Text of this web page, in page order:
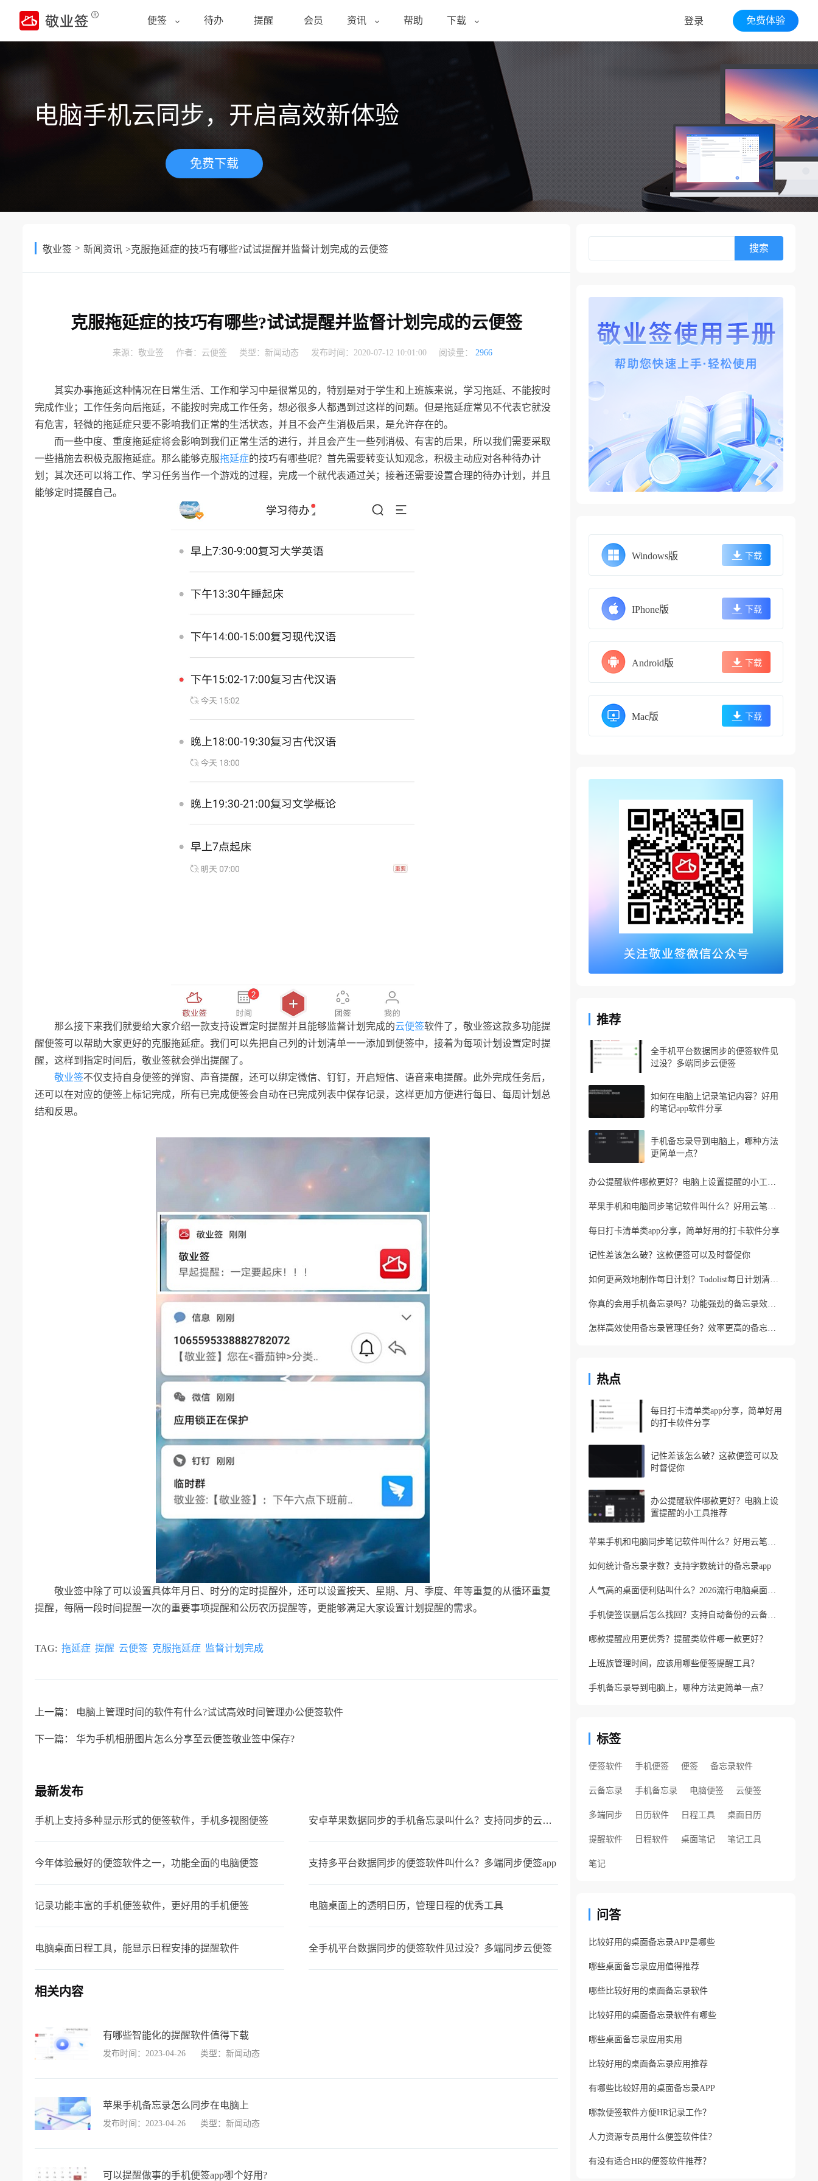
便签 待办 提醒 会员 资讯 帮助 下载 免费体验
登录
电脑手机云同步，开启高效新体验
免费下载
敬业签 > 新闻资讯 >克服拖延症的技巧有哪些?试试提醒并监督计划完成的云便签
克服拖延症的技巧有哪些?试试提醒并监督计划完成的云便签
来源： 敬业签 作者： 云便签 类型： 新闻动态 发布时间：2020-07-12 10:01:00 阅读量： 2966
其实办事拖延这种情况在日常生活、工作和学习中是很常见的，特别是对于学生和上班族来说，学习拖延、不能按时
完成作业；工作任务向后拖延，不能按时完成工作任务，想必很多人都遇到过这样的问题。但是拖延症常见不代表它就没
有危害，轻微的拖延症只要不影响我们正常的生活状态，并且不会产生消极后果，是允许存在的。
而一些中度、重度拖延症将会影响到我们正常生活的进行，并且会产生一些列消极、有害的后果，所以我们需要采取
一些措施去积极克服拖延症。那么能够克服拖延症的技巧有哪些呢？首先需要转变认知观念，积极主动应对各种待办计
划；其次还可以将工作、学习任务当作一个游戏的过程，完成一个就代表通过关；接着还需要设置合理的待办计划，并且
能够定时提醒自己。
那么接下来我们就要给大家介绍一款支持设置定时提醒并且能够监督计划完成的云便签软件了，敬业签这款多功能提
醒便签可以帮助大家更好的克服拖延症。我们可以先把自己列的计划清单一一添加到便签中，接着为每项计划设置定时提
醒，这样到指定时间后，敬业签就会弹出提醒了。
敬业签不仅支持自身便签的弹窗、声音提醒，还可以绑定微信、钉钉，开启短信、语音来电提醒。此外完成任务后，
还可以在对应的便签上标记完成，所有已完成便签会自动在已完成列表中保存记录，这样更加方便进行每日、每周计划总
结和反思。
敬业签中除了可以设置具体年月日、时分的定时提醒外，还可以设置按天、星期、月、季度、年等重复的从循环重复
提醒，每隔一段时间提醒一次的重要事项提醒和公历农历提醒等，更能够满足大家设置计划提醒的需求。
TAG: 拖延症 提醒 云便签 克服拖延症 监督计划完成
上一篇： 电脑上管理时间的软件有什么?试试高效时间管理办公便签软件
下一篇： 华为手机相册图片怎么分享至云便签敬业签中保存?
最新发布
手机上支持多种显示形式的便签软件，手机多视图便签 安卓苹果数据同步的手机备忘录叫什么？支持同步的云备忘录
今年体验最好的便签软件之一，功能全面的电脑便签 支持多平台数据同步的便签软件叫什么？多端同步便签app
记录功能丰富的手机便签软件，更好用的手机便签 电脑桌面上的透明日历，管理日程的优秀工具
电脑桌面日程工具，能显示日程安排的提醒软件 全手机平台数据同步的便签软件见过没？多端同步云便签
相关内容
有哪些智能化的提醒软件值得下载
发布时间：2023-04-26 类型：新闻动态
苹果手机备忘录怎么同步在电脑上
发布时间：2023-04-26 类型：新闻动态
可以提醒做事的手机便签app哪个好用?
搜索
Windows版 下载
IPhone版 下载
Android版 下载
Mac版 下载
推荐
全手机平台数据同步的便签软件见
过没？多端同步云便签
如何在电脑上记录笔记内容？好用
的笔记app软件分享
手机备忘录导到电脑上，哪种方法
更简单一点？
办公提醒软件哪款更好？电脑上设置提醒的小工具推荐
苹果手机和电脑同步笔记软件叫什么？好用云笔记软件分享
每日打卡清单类app分享，简单好用的打卡软件分享
记性差该怎么破？这款便签可以及时督促你
如何更高效地制作每日计划？Todolist每日计划清单制作方法
你真的会用手机备忘录吗？功能强劲的备忘录效率工具
怎样高效使用备忘录管理任务？效率更高的备忘录app
热点
每日打卡清单类app分享，简单好用
的打卡软件分享
记性差该怎么破？这款便签可以及
时督促你
办公提醒软件哪款更好？电脑上设
置提醒的小工具推荐
苹果手机和电脑同步笔记软件叫什么？好用云笔记软件分享
如何统计备忘录字数？支持字数统计的备忘录app
人气高的桌面便利贴叫什么？2026流行电脑桌面便利贴
手机便签误删后怎么找回？支持自动备份的云备忘录软件
哪款提醒应用更优秀？提醒类软件哪一款更好？
上班族管理时间，应该用哪些便签提醒工具？
手机备忘录导到电脑上，哪种方法更简单一点？
标签
便签软件 手机便签 便签 备忘录软件
云备忘录 手机备忘录 电脑便签 云便签
多端同步 日历软件 日程工具 桌面日历
提醒软件 日程软件 桌面笔记 笔记工具
笔记
问答
比较好用的桌面备忘录APP是哪些
哪些桌面备忘录应用值得推荐
哪些比较好用的桌面备忘录软件
比较好用的桌面备忘录软件有哪些
哪些桌面备忘录应用实用
比较好用的桌面备忘录应用推荐
有哪些比较好用的桌面备忘录APP
哪款便签软件方便HR记录工作？
人力资源专员用什么便签软件佳？
有没有适合HR的便签软件推荐？